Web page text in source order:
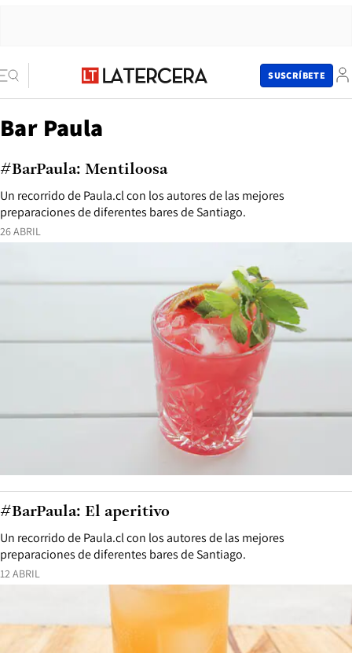
SUSCRÍBETE
Bar Paula
26 ABRIL
Un recorrido de Paula.cl con los autores de las mejores
preparaciones de diferentes bares de Santiago.
#BarPaula: Mentiloosa
12 ABRIL
Un recorrido de Paula.cl con los autores de las mejores
preparaciones de diferentes bares de Santiago.
#BarPaula: El aperitivo